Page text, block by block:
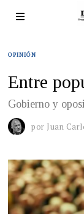
OPINIÓN
Entre
Gobierno y
por Juan